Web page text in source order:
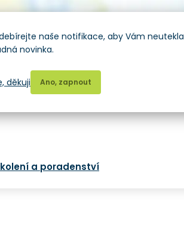
a poradenství
naše notifikace, aby Vám neutekla
novinka.
Ano, zapnout
děkuji